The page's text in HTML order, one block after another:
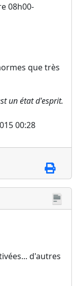
08h00-
que très
un état d'esprit.
00:28
d'autres